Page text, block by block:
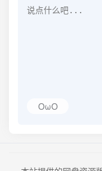
OωO